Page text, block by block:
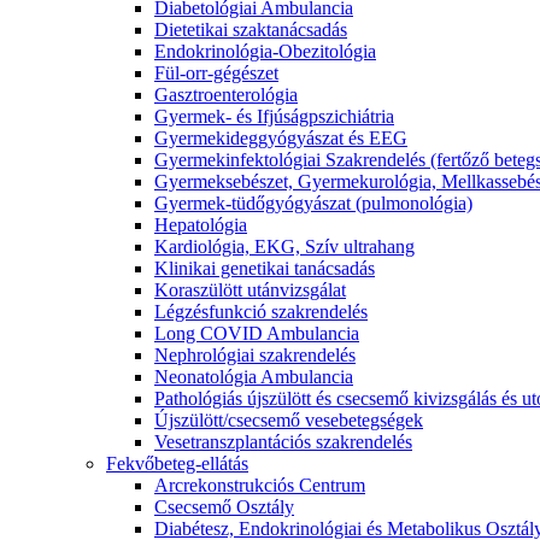
Diabetológiai Ambulancia
Dietetikai szaktanácsadás
Endokrinológia-Obezitológia
Fül-orr-gégészet
Gasztroenterológia
Gyermek- és Ifjúságpszichiátria
Gyermekideggyógyászat és EEG
Gyermekinfektológiai Szakrendelés (fertőző
Gyermeksebészet, Gyermekurológia,
Gyermek-tüdőgyógyászat (pulmonológia)
Hepatológia
Kardiológia, EKG, Szív ultrahang
Klinikai genetikai tanácsadás
Koraszülött utánvizsgálat
Légzésfunkció szakrendelés
Long COVID Ambulancia
Nephrológiai szakrendelés
Neonatológia Ambulancia
Pathológiás újszülött és csecsemő kivizsgálás és
Újszülött/csecsemő vesebetegségek
Vesetranszplantációs szakrendelés
Fekvőbeteg-ellátás
Arcrekonstrukciós Centrum
Csecsemő Osztály
Diabétesz, Endokrinológiai és Metabolikus